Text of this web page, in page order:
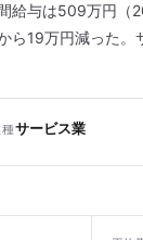
給与は509万円（
ら19万円減った。
サービス業